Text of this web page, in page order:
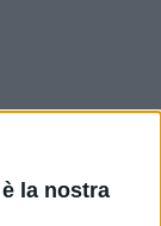
la nostra